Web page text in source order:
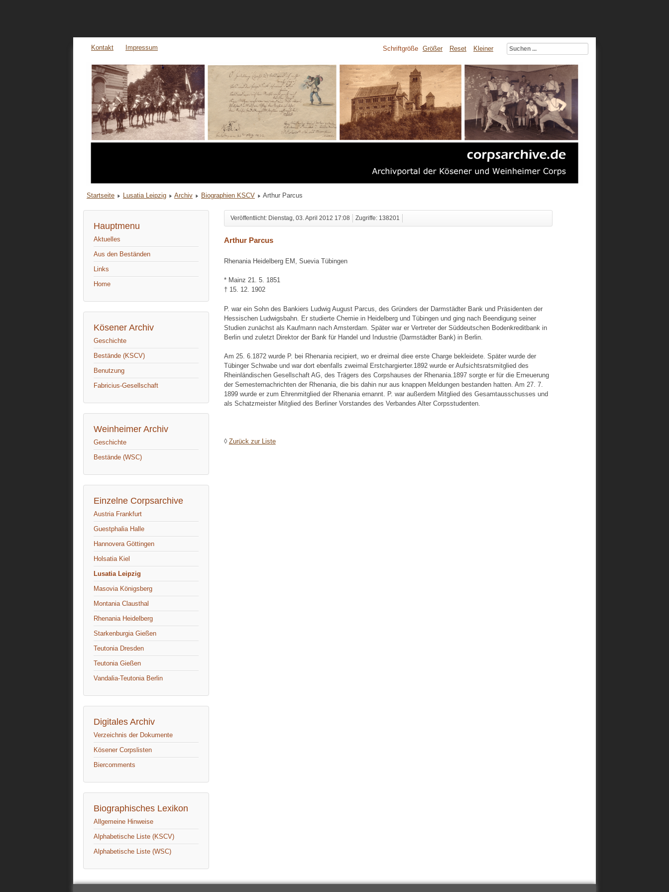
Kontakt Impressum Schriftgröße Größer Reset Kleiner
Startseite Lusatia Leipzig Archiv Biographien KSCV Arthur Parcus
Hauptmenu
Aktuelles
Aus den Beständen
Links
Home
Kösener Archiv
Geschichte
Bestände (KSCV)
Benutzung
Fabricius-Gesellschaft
Weinheimer Archiv
Geschichte
Bestände (WSC)
Einzelne Corpsarchive
Austria Frankfurt
Guestphalia Halle
Hannovera Göttingen
Holsatia Kiel
Lusatia Leipzig
Masovia Königsberg
Montania Clausthal
Rhenania Heidelberg
Starkenburgia Gießen
Teutonia Dresden
Teutonia Gießen
Vandalia-Teutonia Berlin
Digitales Archiv
Verzeichnis der Dokumente
Kösener Corpslisten
Biercomments
Biographisches Lexikon
Allgemeine Hinweise
Alphabetische Liste (KSCV)
Alphabetische Liste (WSC)
Veröffentlicht: Dienstag, 03. April 2012 17:08 Zugriffe: 138201
Arthur Parcus
Rhenania Heidelberg EM, Suevia Tübingen
* Mainz 21. 5. 1851
† 15. 12. 1902
P. war ein Sohn des Bankiers Ludwig August Parcus, des Gründers der Darmstädter Bank und Präsidenten der
Hessischen Ludwigsbahn. Er studierte Chemie in Heidelberg und Tübingen und ging nach Beendigung seiner
Studien zunächst als Kaufmann nach Amsterdam. Später war er Vertreter der Süddeutschen Bodenkreditbank in
Berlin und zuletzt Direktor der Bank für Handel und Industrie (Darmstädter Bank) in Berlin.
Am 25. 6.1872 wurde P. bei Rhenania recipiert, wo er dreimal diee erste Charge bekleidete. Später wurde der
Tübinger Schwabe und war dort ebenfalls zweimal Erstchargierter.1892 wurde er Aufsichtsratsmitglied des
Rheinländischen Gesellschaft AG, des Trägers des Corpshauses der Rhenania.1897 sorgte er für die Erneuerung
der Semesternachrichten der Rhenania, die bis dahin nur aus knappen Meldungen bestanden hatten. Am 27. 7.
1899 wurde er zum Ehrenmitglied der Rhenania ernannt. P. war außerdem Mitglied des Gesamtausschusses und
als Schatzmeister Mitglied des Berliner Vorstandes des Verbandes Alter Corpsstudenten.
◊ Zurück zur Liste